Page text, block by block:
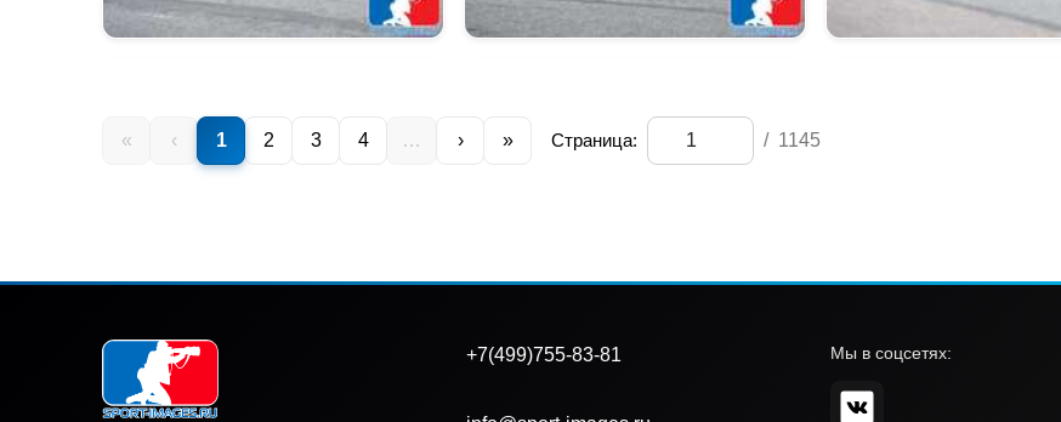
« ‹ 1 2 3 4 … › » Страница: / 1145
+7(499)755-83-81 Мы в соцсетях: